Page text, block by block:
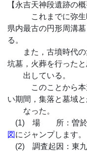
【永吉天神段遺跡の概
これまでに弥生時
県内最古の円形周溝
る。
また，古墳時代の
坑墓，火葬を行った
出している。
このことから本遺
い期間，集落と墓域
なった。
(1) 場
所：
図 にジャンプします。
(2) 調査起因：東九